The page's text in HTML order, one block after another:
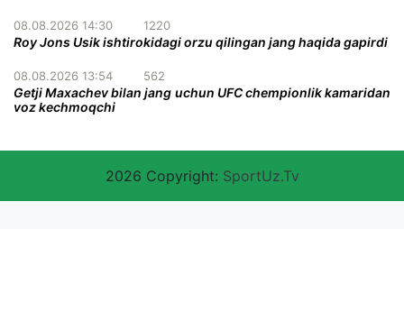
08.08.2026 14:30 1220
Roy Jons Usik ishtirokidagi orzu qilingan jang haqida gapirdi
08.08.2026 13:54 562
Getji Maxachev bilan jang uchun UFC chempionlik kamaridan
voz kechmoqchi
2026 Copyright: SportUz.Tv